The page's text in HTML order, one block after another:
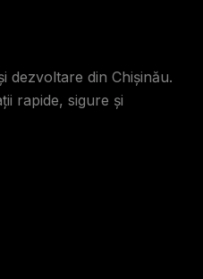
dezvoltare din Chișinău.
rapide, sigure și